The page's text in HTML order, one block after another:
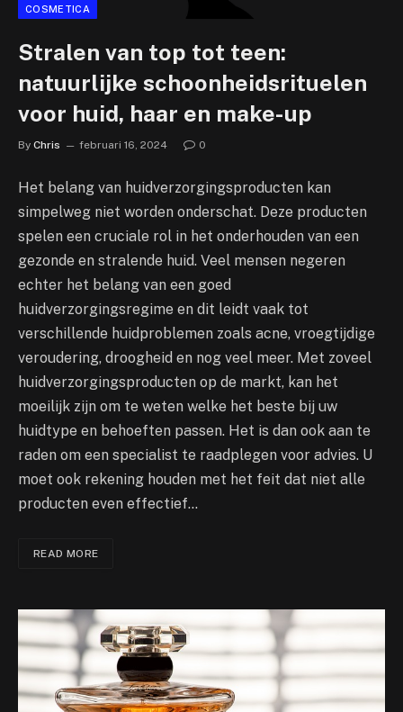
COSMETICA
Stralen van top tot teen:
natuurlijke schoonheidsrituelen
voor huid, haar en make-up
By Chris februari 16, 2024 0
Het belang van huidverzorgingsproducten kan
simpelweg niet worden onderschat. Deze producten
spelen een cruciale rol in het onderhouden van een
gezonde en stralende huid. Veel mensen negeren
echter het belang van een goed
huidverzorgingsregime en dit leidt vaak tot
verschillende huidproblemen zoals acne, vroegtijdige
veroudering, droogheid en nog veel meer. Met zoveel
huidverzorgingsproducten op de markt, kan het
moeilijk zijn om te weten welke het beste bij uw
huidtype en behoeften passen. Het is dan ook aan te
raden om een specialist te raadplegen voor advies. U
moet ook rekening houden met het feit dat niet alle
producten even effectief…
READ MORE